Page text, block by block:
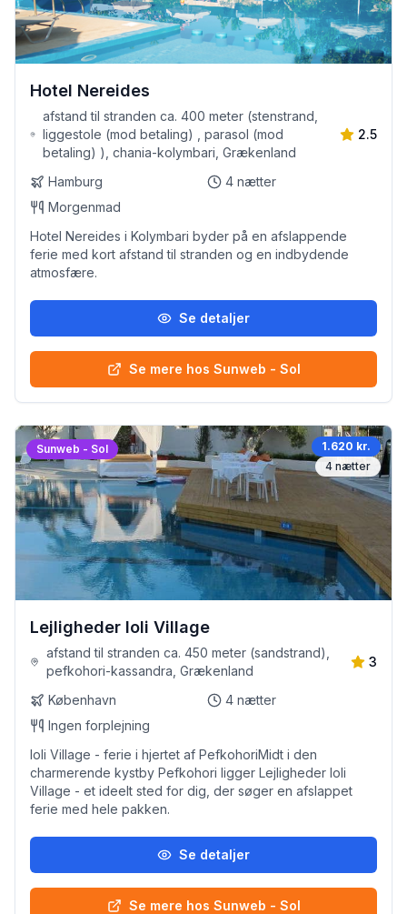
Hotel Nereides
afstand til stranden ca. 400 meter (stenstrand,
liggestole (mod betaling) , parasol (mod
betaling) ), chania-kolymbari, Grækenland
2.5
Hamburg 4 nætter
Morgenmad
Hotel Nereides i Kolymbari byder på en afslappende
ferie med kort afstand til stranden og en indbydende
atmosfære.
Se detaljer
Se mere hos Sunweb - Sol
Sunweb - Sol
1.620 kr.
4 nætter
Lejligheder Ioli Village
afstand til stranden ca. 450 meter (sandstrand),
pefkohori-kassandra, Grækenland
3
København 4 nætter
Ingen forplejning
Ioli Village - ferie i hjertet af PefkohoriMidt i den
charmerende kystby Pefkohori ligger Lejligheder Ioli
Village - et ideelt sted for dig, der søger en afslappet
ferie med hele pakken.
Se detaljer
Se mere hos Sunweb - Sol